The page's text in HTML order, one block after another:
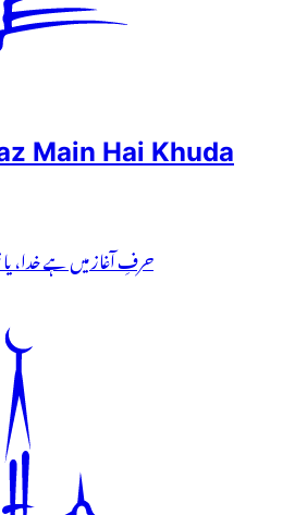
Main Hai Khuda
حرفِ آغاز میں ہے خدا، یا